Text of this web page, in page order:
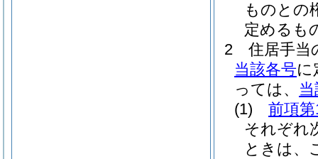
ものとの
定めるも
2
住居手当
当該各号に
っては、
(1)
前項
それぞれ
ときは、